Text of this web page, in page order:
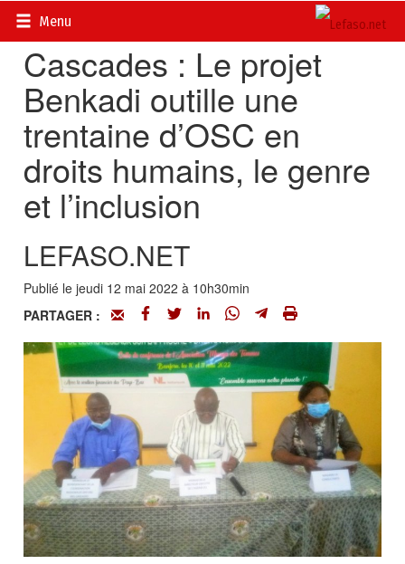
Menu
Accueil>
Cascades : Le projet
Benkadi outille une
trentaine d’OSC en
droits humains, le genre
et l’inclusion
LEFASO.NET
Publié le jeudi 12 mai 2022 à 10h30min
PARTAGER :